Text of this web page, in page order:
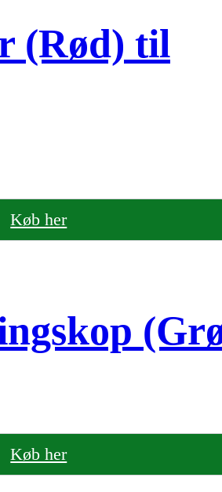
(Rød) til
Køb her
Køb her